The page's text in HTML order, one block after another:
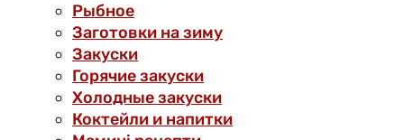
Рыбное
Заготовки на зиму
Закуски
Горячие закуски
Холодные закуски
Коктейли и напитки